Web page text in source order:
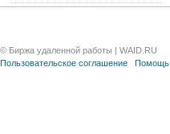
© Биржа удаленной работы | WAID.RU
Пользовательское соглашение
Помощь